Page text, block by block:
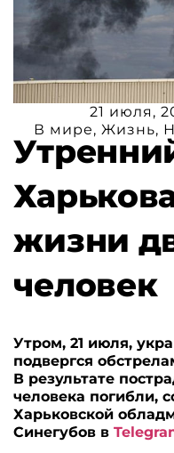
21 июля,
В мире, Жизнь,
жизни
человек
Утром, 21 июля,
подвергся
В результате
человека погибли,
Харьковской
Синегубов в